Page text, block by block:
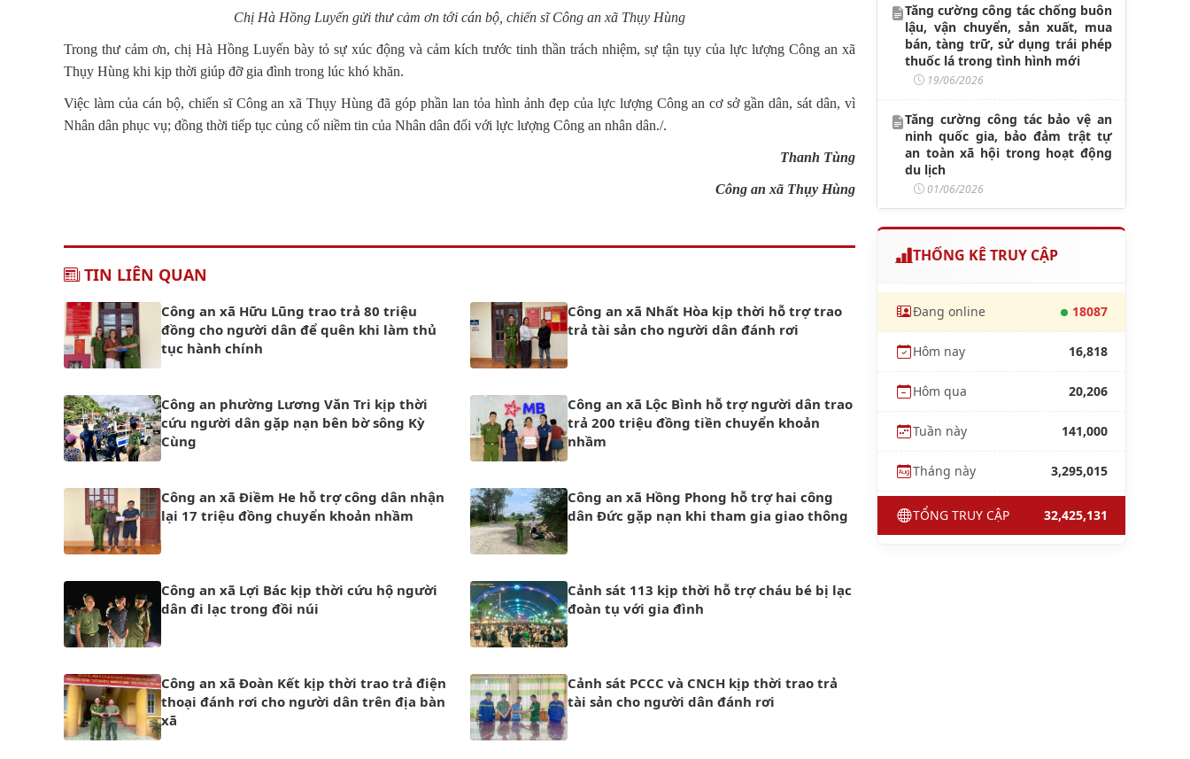
Chị Hà Hồng Luyến gửi thư cảm ơn tới cán bộ, chiến sĩ Công an xã Thụy Hùng
Trong thư cảm ơn, chị Hà Hồng Luyến bày tỏ sự xúc động và cảm kích trước tinh thần trách nhiệm, sự tận tụy của lực lượng Công an xã
Thụy Hùng khi kịp thời giúp đỡ gia đình trong lúc khó khăn.
Việc làm của cán bộ, chiến sĩ Công an xã Thụy Hùng đã góp phần lan tỏa hình ảnh đẹp của lực lượng Công an cơ sở gần dân, sát dân, vì
Nhân dân phục vụ; đồng thời tiếp tục củng cố niềm tin của Nhân dân đối với lực lượng Công an nhân dân./.
Thanh Tùng
Công an xã Thụy Hùng
TIN LIÊN QUAN
Công an xã Hữu Lũng trao trả 80 triệu
đồng cho người dân để quên khi làm thủ
tục hành chính
Công an xã Nhất Hòa kịp thời hỗ trợ trao
trả tài sản cho người dân đánh rơi
Công an phường Lương Văn Tri kịp thời
cứu người dân gặp nạn bên bờ sông Kỳ
Cùng
Công an xã Lộc Bình hỗ trợ người dân trao
trả 200 triệu đồng tiền chuyển khoản
nhầm
Công an xã Điềm He hỗ trợ công dân nhận
lại 17 triệu đồng chuyển khoản nhầm
Công an xã Hồng Phong hỗ trợ hai công
dân Đức gặp nạn khi tham gia giao thông
Công an xã Lợi Bác kịp thời cứu hộ người
dân đi lạc trong đồi núi
Cảnh sát 113 kịp thời hỗ trợ cháu bé bị lạc
đoàn tụ với gia đình
Công an xã Đoàn Kết kịp thời trao trả điện
thoại đánh rơi cho người dân trên địa bàn
xã
Cảnh sát PCCC và CNCH kịp thời trao trả
tài sản cho người dân đánh rơi
Tăng cường công tác chống buôn
lậu, vận chuyển, sản xuất, mua
bán, tàng trữ, sử dụng trái phép
thuốc lá trong tình hình mới
19/06/2026
Tăng cường công tác bảo vệ an
ninh quốc gia, bảo đảm trật tự
an toàn xã hội trong hoạt động
du lịch
01/06/2026
THỐNG KÊ TRUY CẬP
Đang online 18087
Hôm nay 16,818
Hôm qua 20,206
Tuần này 141,000
Tháng này 3,295,015
TỔNG TRUY CẬP 32,425,131